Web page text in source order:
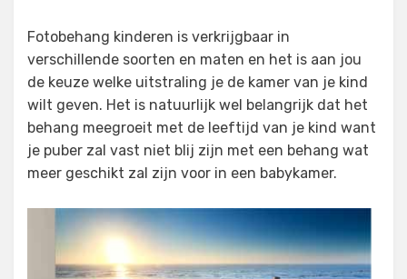
Fotobehang kinderen is verkrijgbaar in
verschillende soorten en maten en het is aan jou
de keuze welke uitstraling je de kamer van je kind
wilt geven. Het is natuurlijk wel belangrijk dat het
behang meegroeit met de leeftijd van je kind want
je puber zal vast niet blij zijn met een behang wat
meer geschikt zal zijn voor in een babykamer.